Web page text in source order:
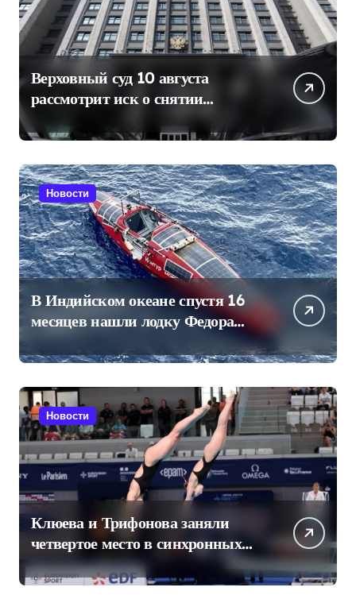
Верховный суд 10 августа
рассмотрит иск о снятии
«Яблока» с выборов в Госдуму
Новости
В Индийском океане спустя 16
месяцев нашли лодку Федора
Конюхова
Новости
Клюева и Трифонова заняли
четвертое место в синхронных
прыжках в воду на чемпионате
Европы